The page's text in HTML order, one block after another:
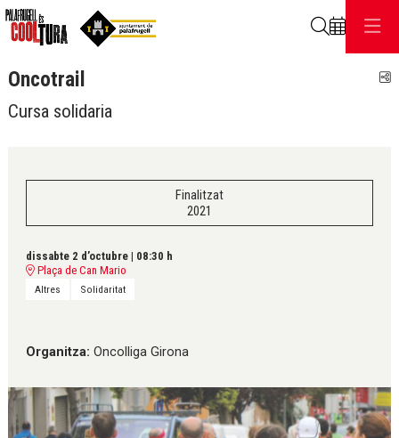
Oncotrail
Cursa solidaria
Finalitzat
2021
dissabte 2 d’octubre | 08:30 h
Plaça de Can Mario
Altres Solidaritat
Organitza: Oncolliga Girona